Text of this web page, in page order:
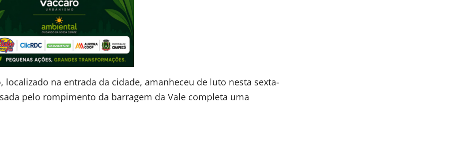
na entrada da cidade, amanheceu de luto nesta sexta-
pelo rompimento da barragem da Vale completa uma